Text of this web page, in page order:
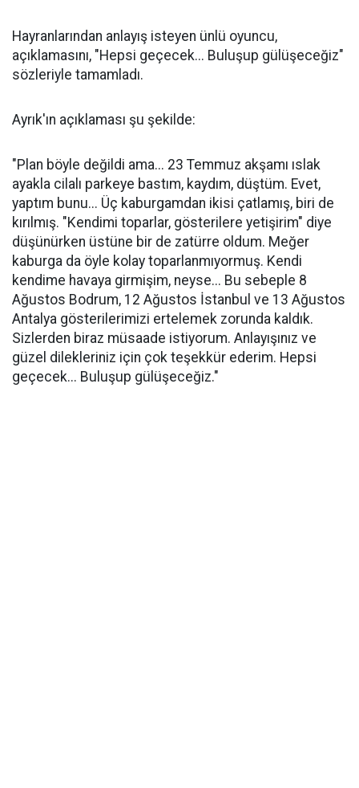
Hayranlarından anlayış isteyen ünlü oyuncu,
açıklamasını, "Hepsi geçecek... Buluşup gülüşeceğiz"
sözleriyle tamamladı.
Ayrık'ın açıklaması şu şekilde:
"Plan böyle değildi ama... 23 Temmuz akşamı ıslak
ayakla cilalı parkeye bastım, kaydım, düştüm. Evet,
yaptım bunu... Üç kaburgamdan ikisi çatlamış, biri de
kırılmış. "Kendimi toparlar, gösterilere yetişirim" diye
düşünürken üstüne bir de zatürre oldum. Meğer
kaburga da öyle kolay toparlanmıyormuş. Kendi
kendime havaya girmişim, neyse... Bu sebeple 8
Ağustos Bodrum, 12 Ağustos İstanbul ve 13 Ağustos
Antalya gösterilerimizi ertelemek zorunda kaldık.
Sizlerden biraz müsaade istiyorum. Anlayışınız ve
güzel dilekleriniz için çok teşekkür ederim. Hepsi
geçecek... Buluşup gülüşeceğiz."